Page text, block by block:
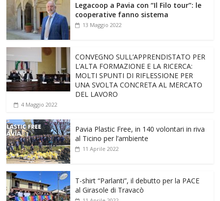
Legacoop a Pavia con “Il Filo tour”: le
cooperative fanno sistema
13 Maggio 2022
CONVEGNO SULL’APPRENDISTATO PER
L’ALTA FORMAZIONE E LA RICERCA:
MOLTI SPUNTI DI RIFLESSIONE PER
UNA SVOLTA CONCRETA AL MERCATO
DEL LAVORO
4 Maggio 2022
Pavia Plastic Free, in 140 volontari in riva
al Ticino per l’ambiente
11 Aprile 2022
T-shirt “Parlanti”, il debutto per la PACE
al Girasole di Travacò